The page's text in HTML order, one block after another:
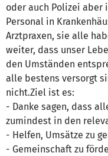
oder auch Polizei aber
Personal in
Arztpraxen, sie alle
weiter, dass unser
den Umständen
alle bestens versorgt
nicht.Ziel ist es:
- Danke sagen, dass
zumindest in den
- Helfen, Umsätze zu
- Gemeinschaft zu